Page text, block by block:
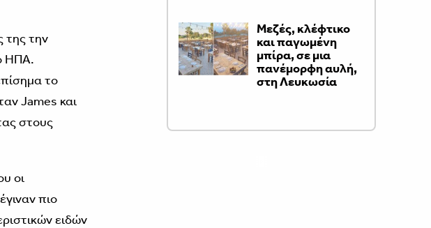
της την
ΗΠΑ.
το
James και
στους
οι
πιο
ειδών
Μεζές, κλέφτικο
και παγωμένη
μπίρα, σε μια
πανέμορφη αυλή,
στη Λευκωσία